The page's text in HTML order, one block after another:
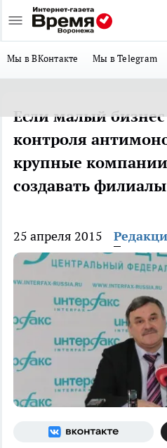
Мы в ВКонтакте Мы в Telegram
Если малый
контроля
крупные
создавать филиалы
25 апреля 2015